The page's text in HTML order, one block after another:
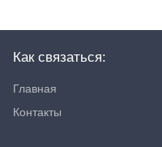
Как связаться:
Главная
Контакты